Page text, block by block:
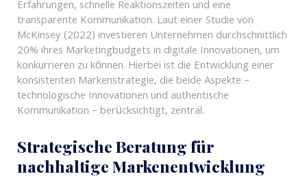
Erfahrungen, schnelle Reaktionszeiten und eine
transparente Kommunikation. Laut einer Studie von
McKinsey (2022) investieren Unternehmen durchschnittlich
20% ihres Marketingbudgets in digitale Innovationen, um
konkurrieren zu können. Hierbei ist die Entwicklung einer
konsistenten Markenstrategie, die beide Aspekte –
technologische Innovationen und authentische
Kommunikation – berücksichtigt, zentral.
Strategische Beratung für
nachhaltige Markenentwicklung